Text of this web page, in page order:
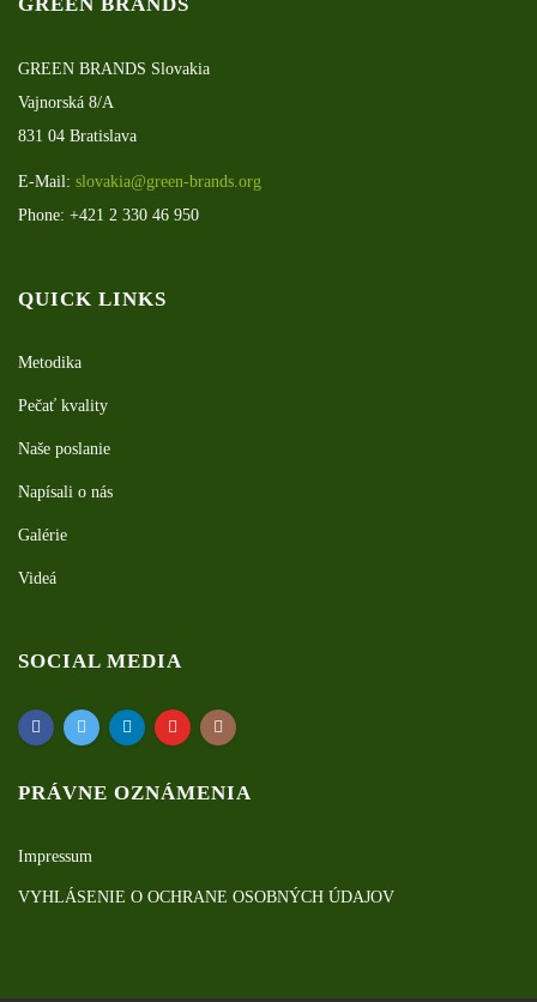
GREEN BRANDS Slovakia
Vajnorská 8/A
831 04 Bratislava
E-Mail: slovakia@green-brands.org
Phone: +421 2 330 46 950
QUICK LINKS
Metodika
Pečať kvality
Naše poslanie
Napísali o nás
Galérie
Videá
SOCIAL MEDIA
PRÁVNE OZNÁMENIA
Impressum
VYHLÁSENIE O OCHRANE OSOBNÝCH ÚDAJOV